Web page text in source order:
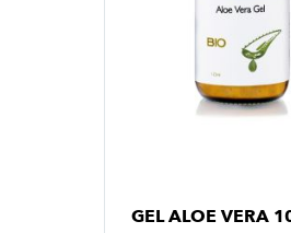
GEL ALOE VERA